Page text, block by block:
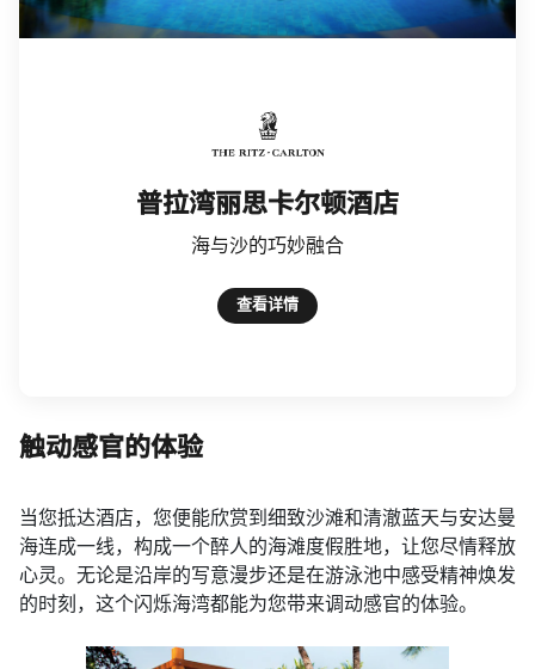
普拉湾丽思卡尔顿酒店
海与沙的巧妙融合
查看详情
触动感官的体验
当您抵达酒店，您便能欣赏到细致沙滩和清澈蓝天与安达曼
海连成一线，构成一个醉人的海滩度假胜地，让您尽情释放
心灵。无论是沿岸的写意漫步还是在游泳池中感受精神焕发
的时刻，这个闪烁海湾都能为您带来调动感官的体验。